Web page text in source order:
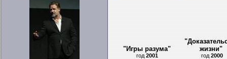
"Игры разума"
год2001
жизни"
год2000